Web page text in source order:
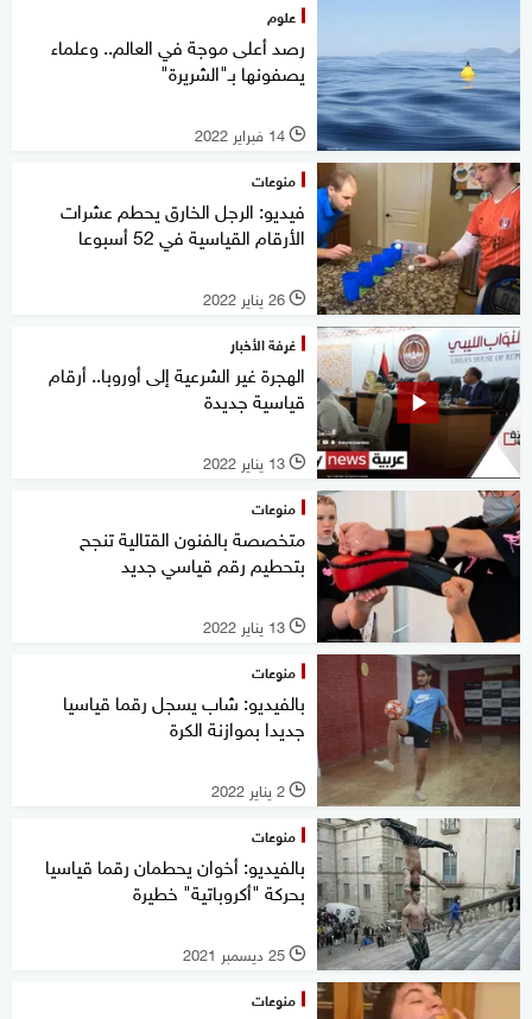
علوم
رصد أعلى موجة في العالم.. وعلماء
يصفونها بـ"الشريرة"
l 14 فبراير 2022
منوعات
فيديو: الرجل الخارق يحطم عشرات
الأرقام القياسية في 52 أسبوعا
l 26 يناير 2022
غرفة الأخبار
الهجرة غير الشرعية إلى أوروبا.. أرقام
قياسية جديدة
l 13 يناير 2022
منوعات
متخصصة بالفنون القتالية تنجح
بتحطيم رقم قياسي جديد
l 13 يناير 2022
منوعات
بالفيديو: شاب يسجل رقما قياسيا
جديدا بموازنة الكرة
l 2 يناير 2022
منوعات
بالفيديو: أخوان يحطمان رقما قياسيا
بحركة "أكروباتية" خطيرة
l 25 ديسمبر 2021
منوعات